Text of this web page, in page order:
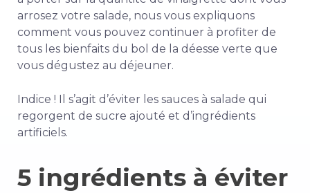
arrosez votre salade, nous vous expliquons
comment vous pouvez continuer à profiter de
tous les bienfaits du bol de la déesse verte que
vous dégustez au déjeuner.
Indice ! Il s’agit d’éviter les sauces à salade qui
regorgent de sucre ajouté et d’ingrédients
artificiels.
5 ingrédients à éviter